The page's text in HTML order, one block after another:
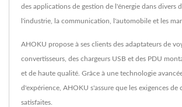
des applications de gestion de l'énergie dans divers
l'industrie, la communication, l'automobile et les
AHOKU propose à ses clients des adaptateurs de
convertisseurs, des chargeurs USB et des PDU
et de haute qualité. Grâce à une technologie
d'expérience, AHOKU s'assure que les exigences de
satisfaites.